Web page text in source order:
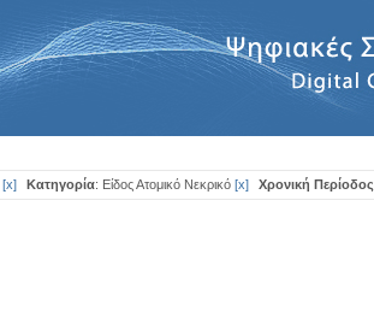
[x] Κατηγορία: Είδος Ατομικό Νεκρικό [x] Χρονική Περίοδος